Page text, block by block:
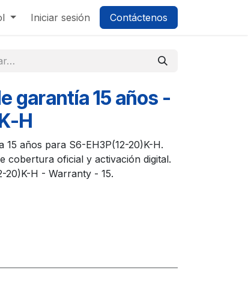
Iniciar sesión Contáctenos
garantía 15 años -
H
15 años para S6-EH3P(12-20)K-H.
cobertura oficial y activación digital.
20)K-H - Warranty - 15.